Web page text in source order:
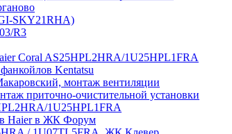
SKY21RHA)
R3
Coral AS25HPL2HRA/1U25HPL1FRA
Kentatsu
монтаж вентиляции
приточно-очистительной установки
1U25HPL1FRA
Haier в ЖК Форум